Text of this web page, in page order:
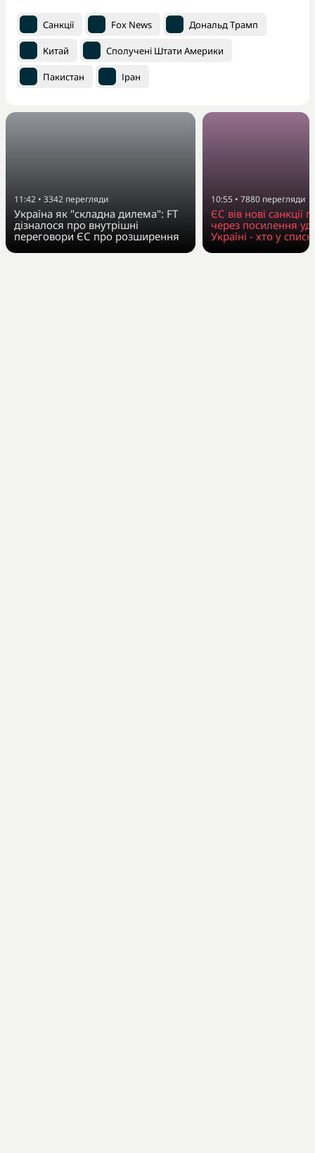
Санкції Fox News Дональд Трамп
Китай Сполучені Штати Америки
Пакистан Іран
11:42 • 3342 перегляди
Україна як "складна дилема": FT
дізналося про внутрішні
переговори ЄС про розширення
10:55 • 7880 перегляди
ЄС вів нові санкції
через посилення
Україні - хто у